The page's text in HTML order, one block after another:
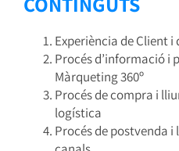
Experiència de Client i
Procés d’informació i
Màrqueting 360º
Procés de compra i
logística
Procés de postvenda